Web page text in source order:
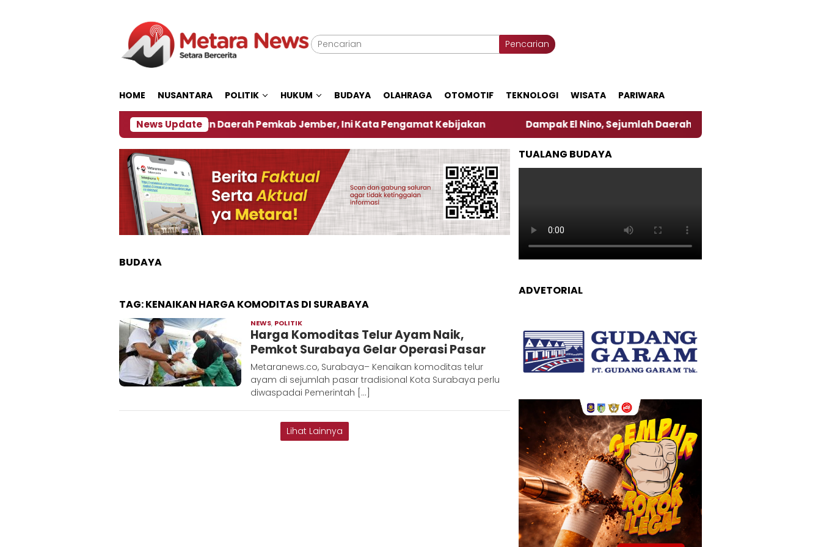
Pencarian
HOME NUSANTARA POLITIK HUKUM BUDAYA OLAHRAGA OTOMOTIF TEKNOLOGI WISATA PARIWARA
News Update
‎Soal Rencana Pinjaman Daerah Pemkab Jember, Ini Kata Pengamat Kebijakan ‎ Dampak El Nino, Sejumlah Daerah di Jember Alami Krisi Air
BUDAYA
TAG:KENAIKAN HARGA KOMODITAS DI SURABAYA
NEWS, POLITIK
Metaranews
Harga Komoditas Telur Ayam Naik,
Pemkot Surabaya Gelar Operasi Pasar
Metaranews.co, Surabaya– Kenaikan komoditas telur
ayam di sejumlah pasar tradisional Kota Surabaya perlu
diwaspadai Pemerintah […]
Lihat Lainnya
TUALANG BUDAYA
ADVETORIAL